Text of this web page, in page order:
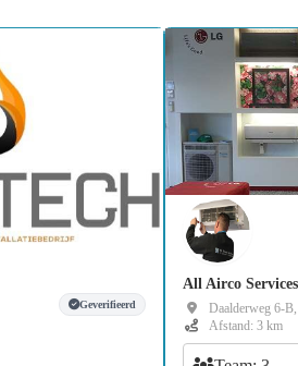
Geverifieerd
All Airco Services
Daalderweg 6-
Afstand: 3 km